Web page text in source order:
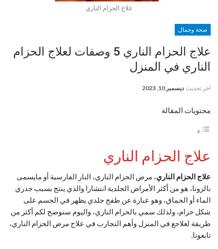
علاج الحزام الناري
صحة وجمال
علاج الحزام الناري 5 وصفات لعلاج الحزام
الناري في المنزل
آخر تحديث ديسمبر 10, 2023
محتويات المقالة
علاج الحزام الناري
علاج الحزام الناري، مرض الحزام الناري، النار الفارسية أو مايسمى
بالزونا، هو من أكثر الأمراض الجلدية انتشارا والذي ينتج بسبب جدري
الماء أو الحماق، وهو عبارة عن طفح جلدي يظهر في الجسم على
شكل حزام، ولذلك سمي بالحزام الناري، واليوم سنوضح لكم أكثر من
طريقة لعلاجع في المنزل وأهم التجارب في علاج مرض الحزام الناري،
تابعونا.